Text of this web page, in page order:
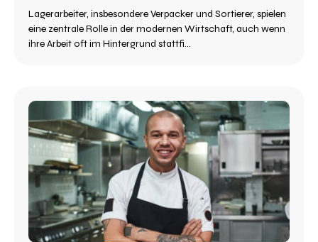
Lagerarbeiter, insbesondere Verpacker und Sortierer, spielen
eine zentrale Rolle in der modernen Wirtschaft, auch wenn
ihre Arbeit oft im Hintergrund stattfi...